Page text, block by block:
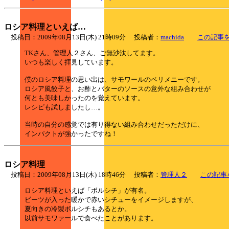
ロシア料理といえば…
投稿日：2009年08月13日(木) 21時09分 投稿者： machida この記事
TKさん、管理人２さん、ご無沙汰してます。
いつも楽しく拝見しています。
僕のロシア料理の思い出は、サモワールのペリメニーです。
ロシア風餃子と、お酢とバターのソースの意外な組み合わせが
何とも美味しかったのを覚えています。
レシピも試しましたし…。
当時の自分の感覚では有り得ない組み合わせだっただけに、
インパクトが強かったですね！
ロシア料理
投稿日：2009年08月13日(木) 18時46分 投稿者： 管理人２ この記事
ロシア料理といえば「ボルシチ」が有名。
ビーツが入った暖かで赤いシチューをイメージしますが、
夏向きの冷製ボルシチもあるとか。
以前サモワァールで食べたことがあります。